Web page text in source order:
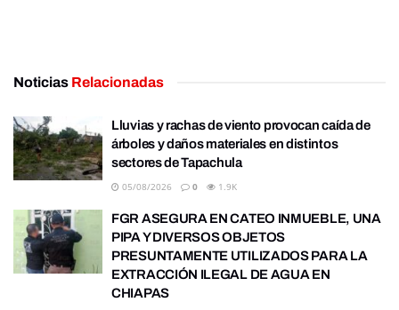
Noticias Relacionadas
Lluvias y rachas de viento provocan caída de
árboles y daños materiales en distintos
sectores de Tapachula
05/08/2026 0 1.9K
FGR ASEGURA EN CATEO INMUEBLE, UNA
PIPA Y DIVERSOS OBJETOS
PRESUNTAMENTE UTILIZADOS PARA LA
EXTRACCIÓN ILEGAL DE AGUA EN
CHIAPAS